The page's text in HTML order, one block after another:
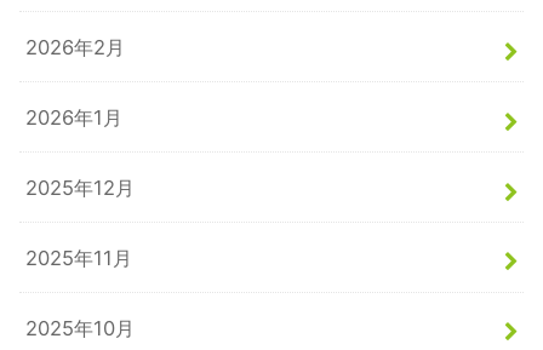
2026年2月
2026年1月
2025年12月
2025年11月
2025年10月